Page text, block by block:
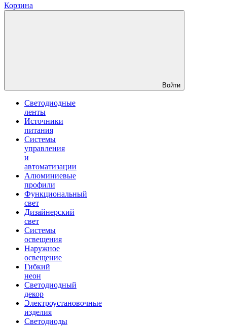
Корзина
Войти
Светодиодные
ленты
Источники
питания
Системы
управления
и
автоматизации
Алюминиевые
профили
Функциональный
свет
Дизайнерский
свет
Системы
освещения
Наружное
освещение
Гибкий
неон
Светодиодный
декор
Электроустановочные
изделия
Светодиоды